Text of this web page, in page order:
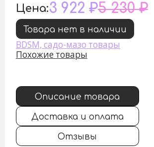
Цена:3 922 ₽5 230 ₽
Товара нет в наличии
BDSM, садо-мазо товары
Похожие товары
Описание товара
Доставка и оплата
Отзывы